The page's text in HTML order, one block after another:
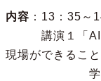
内容 ：13：35～
講演１「AI・
現場ができること
学校法人金